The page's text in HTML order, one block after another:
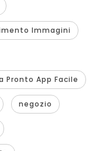
Immagini
Pronto App Facile
negozio